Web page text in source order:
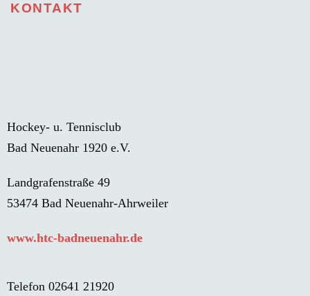
KONTAKT
Hockey- u. Tennisclub
Bad Neuenahr 1920 e.V.
Landgrafenstraße 49
53474 Bad Neuenahr-Ahrweiler
www.htc-badneuenahr.de
Telefon 02641 21920